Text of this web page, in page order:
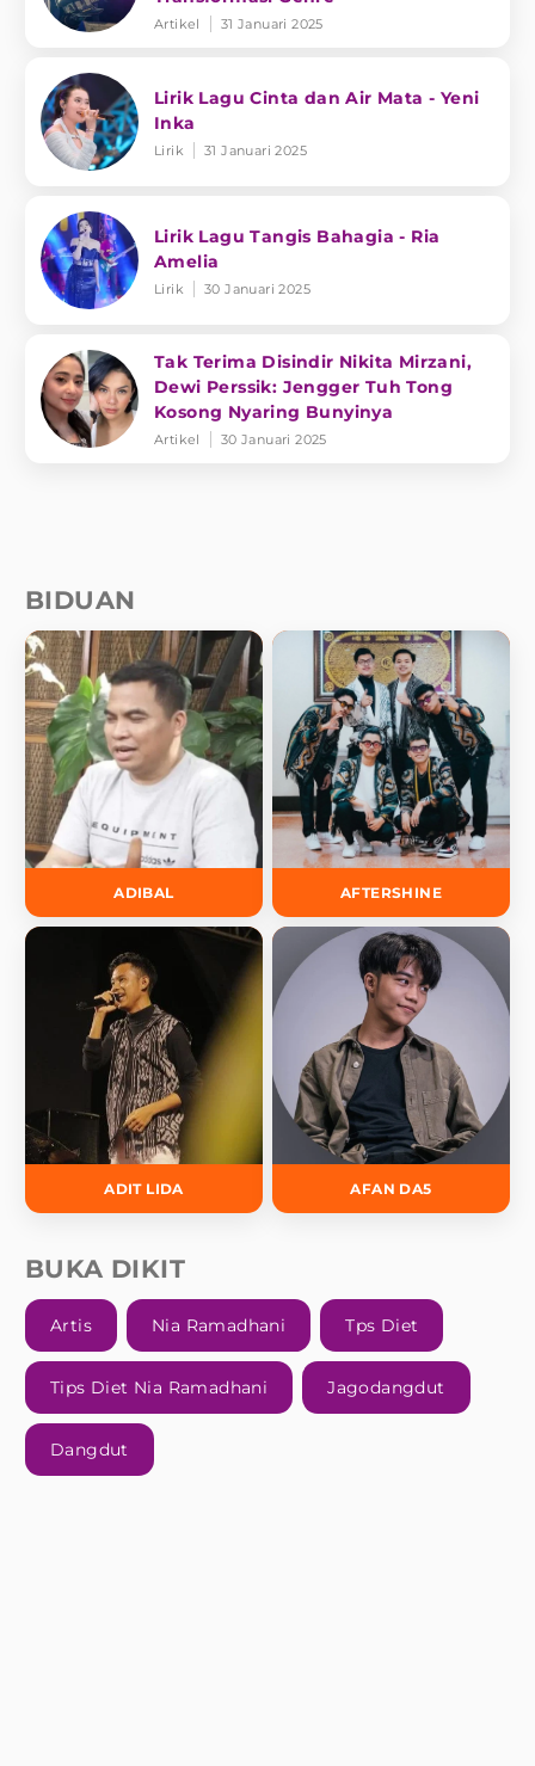
Artikel 31 Januari 2025
Lirik Lagu Cinta dan Air Mata - Yeni
Inka
Lirik 31 Januari 2025
Lirik Lagu Tangis Bahagia - Ria
Amelia
Lirik 30 Januari 2025
Tak Terima Disindir Nikita Mirzani,
Dewi Perssik: Jengger Tuh Tong
Kosong Nyaring Bunyinya
Artikel 30 Januari 2025
BIDUAN
ADIBAL AFTERSHINE
ADIT LIDA AFAN DA5
BUKA DIKIT
Artis Nia Ramadhani Tps Diet
Tips Diet Nia Ramadhani Jagodangdut
Dangdut